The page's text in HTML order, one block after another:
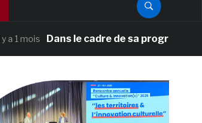
Dans le cadre de sa programmation